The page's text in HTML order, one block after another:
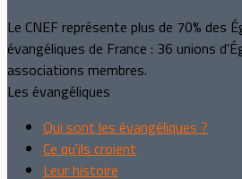
Le CNEF représente plus de 70% des
évangéliques de France : 36 unions
associations membres.
Les évangéliques
Qui sont les évangéliques ?
Ce qu'ils croient
Leur histoire